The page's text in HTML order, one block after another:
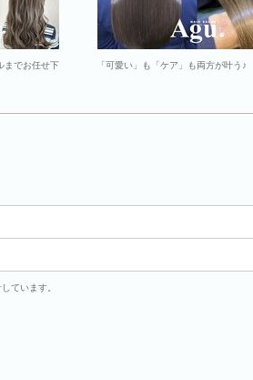
までお任せ下
「可愛い」も「ケア」も両方が叶う♪
ています。